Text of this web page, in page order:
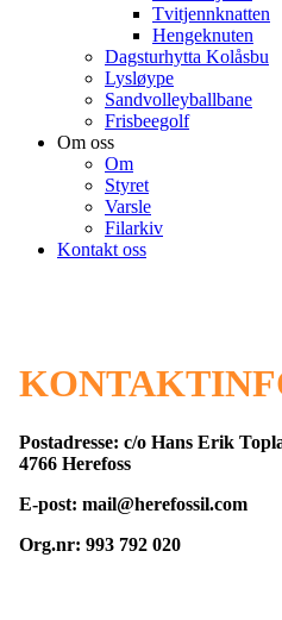
Tvitjennknatten
Hengeknuten
Dagsturhytta Kolåsbu
Lysløype
Sandvolleyballbane
Frisbeegolf
Om oss
Om
Styret
Varsle
Filarkiv
Kontakt oss
Postadresse: c/o Hans Erik
4766 Herefoss
E-post: mail@herefossil.com
Org.nr: 993 792 020